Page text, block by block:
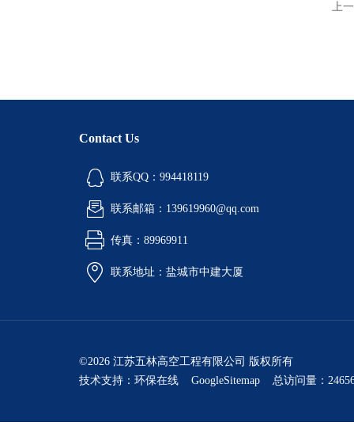
上
Contact Us
联系QQ：994418119
联系邮箱：139619960@qq.com
传真：89969911
联系地址：盐城市中建大厦
©2026 江苏五林高空工程有限公司 版权所有
技术支持： 环保在线 GoogleSitemap 总访问量：